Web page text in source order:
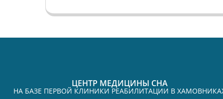
ЦЕНТР МЕДИЦИНЫ СНА
НА БАЗЕ ПЕРВОЙ КЛИНИКИ РЕАБИЛИТАЦИИ В